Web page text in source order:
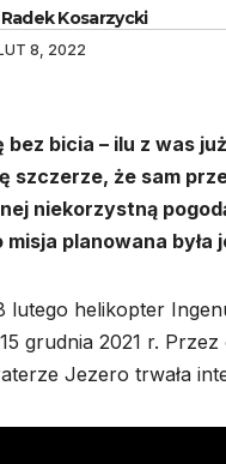
Radek Kosarzycki
8, 2022
bez bicia – ilu z was
szczerze, że sam
niekorzystną
planowana była
lutego helikopter
grudnia 2021 r.
Jezero trwała